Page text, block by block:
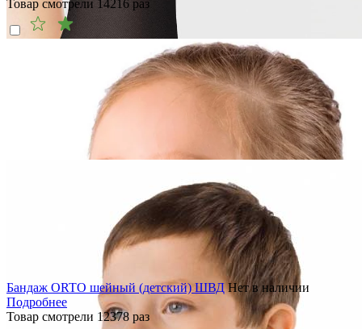
Товар смотрели 14216 раз
Бандаж ORTO шейный (детский) ШВД Нет в наличии
Подробнее
Товар смотрели 12378 раз